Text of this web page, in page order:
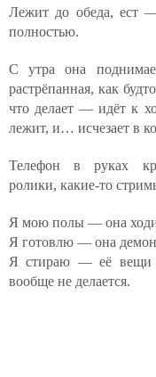
Лежит до обеда, ест —
полностью.
С утра она
растрёпанная, как
что делает — идёт к
лежит, и… исчезает в
Телефон в руках
ролики, какие-то
Я мою полы — она
Я готовлю — она
Я стираю — её вещи
вообще не делается.